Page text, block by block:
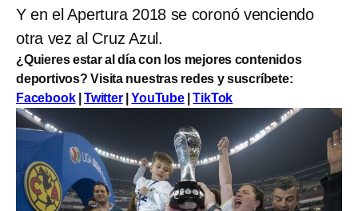
Y en el Apertura 2018 se coronó venciendo
otra vez al Cruz Azul.
¿Quieres estar al día con los mejores contenidos
deportivos? Visita nuestras redes y suscríbete:
Facebook|Twitter|YouTube|TikTok